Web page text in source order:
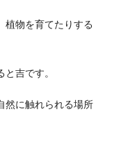
植物を育てたりする
吉です。
然に触れられる場所